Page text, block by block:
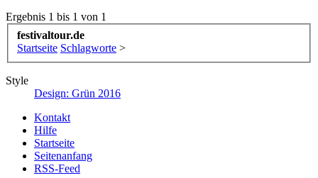
Ergebnis 1 bis 1 von 1
festivaltour.de
Startseite Schlagworte >
Style
Design: Grün 2016
Kontakt
Hilfe
Startseite
Seitenanfang
RSS-Feed